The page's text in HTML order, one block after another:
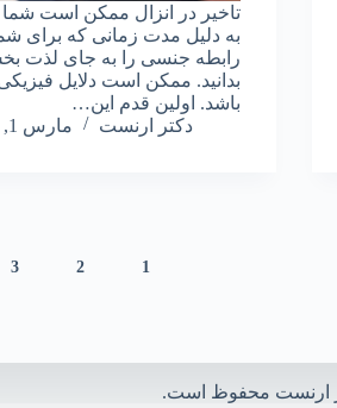
تاخیر در انزال ممکن است
به دلیل مدت زمانی که برای
رابطه جنسی را به جای لذت
بدانید. ممکن است دلایل
باشد. اولین قدم این…
دکتر ارنست
مارس 1, 2025
1
2
3